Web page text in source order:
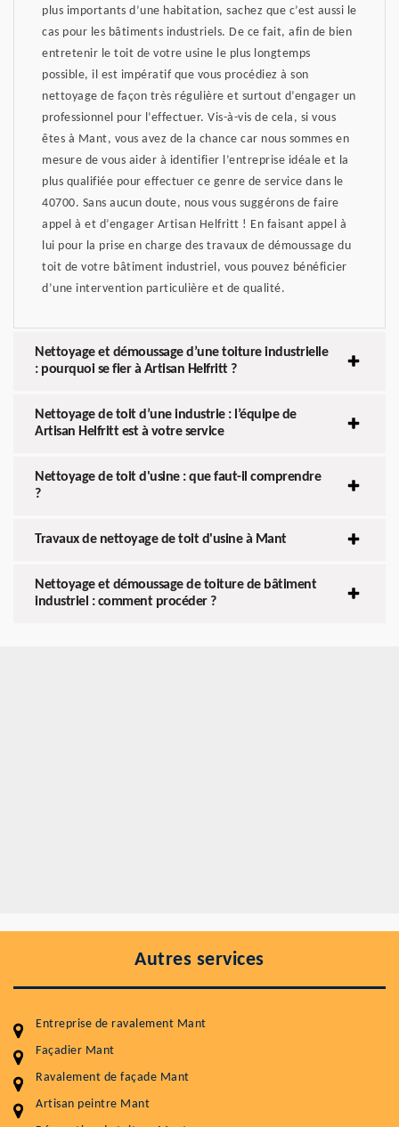
plus importants d’une habitation, sachez que c’est aussi le
cas pour les bâtiments industriels. De ce fait, afin de bien
entretenir le toit de votre usine le plus longtemps
possible, il est impératif que vous procédiez à son
nettoyage de façon très régulière et surtout d’engager un
professionnel pour l’effectuer. Vis-à-vis de cela, si vous
êtes à Mant, vous avez de la chance car nous sommes en
mesure de vous aider à identifier l’entreprise idéale et la
plus qualifiée pour effectuer ce genre de service dans le
40700. Sans aucun doute, nous vous suggérons de faire
appel à et d’engager Artisan Helfritt ! En faisant appel à
lui pour la prise en charge des travaux de démoussage du
toit de votre bâtiment industriel, vous pouvez bénéficier
d’une intervention particulière et de qualité.
Nettoyage et démoussage d’une toiture industrielle
: pourquoi se fier à Artisan Helfritt ?
Nettoyage de toit d’une industrie : l’équipe de
Artisan Helfritt est à votre service
Nettoyage de toit d'usine : que faut-il comprendre
?
Travaux de nettoyage de toit d'usine à Mant
Nettoyage et démoussage de toiture de bâtiment
industriel : comment procéder ?
Autres services
Entreprise de ravalement Mant
Façadier Mant
Ravalement de façade Mant
Artisan peintre Mant
Entretenir votre toiture, c'est préserver sa